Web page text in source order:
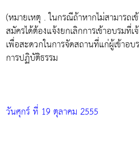
(หมายเหตุ . ในกรณีถ้าหากไม่สามารถ
สมัครได้ต้องแจ้งยกเลิกการเข้าอบรม
เพื่อสะดวกในการจัดสถานที่แก่ผู้เข้าอบ
การปฏิบัติธรรม
วันศุกร์ ที่ 19 ตุลาคม 2555